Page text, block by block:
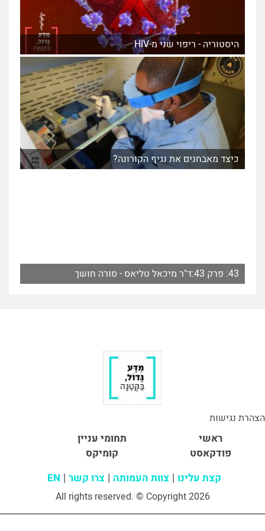
היסטוריה - ריפוי שני מ-HIV
כיצד מאבחנים את נגיף הקורונה?
43: פרק 43:ד"ר מיכאל טליאס - סורה חושך
הצהרת נגישות
ראשי
תחומי עניין
פודקאסט
קומיקס
קצת עלינו צוות העמותה צרו קשר EN
All rights reserved. © Copyright 2026